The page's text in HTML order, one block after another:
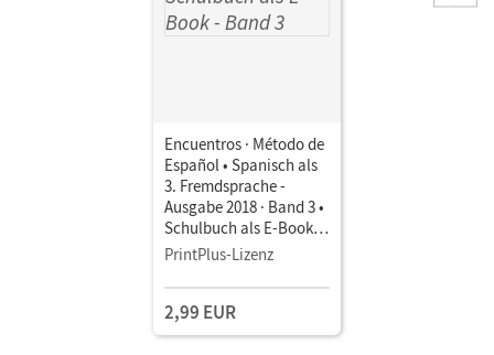
Encuentros · Método de
Español • Spanisch als
3. Fremdsprache -
Ausgabe 2018 · Band 3 •
Schulbuch als E-Book
Mit Medien
PrintPlus-Lizenz
2,99 EUR